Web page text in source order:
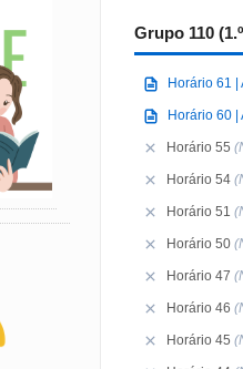
Grupo 110
Horário 61 |
Horário 60 |
Horário 55
Horário 54
Horário 51
Horário 50
Horário 47
Horário 46
Horário 45